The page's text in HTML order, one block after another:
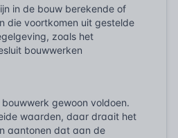
in de bouw berekende of
die voortkomen uit gestelde
zoals het
bouwwerken
gewoon voldoen.
waarden, daar draait het
aantonen dat aan de